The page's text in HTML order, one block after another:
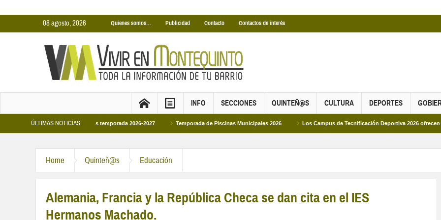
08 agosto, 2026 Quienes somos… Publicidad Contacto Contactos de interés
INFO SECCIONES QUINTEÑ@S CULTURA DEPORTES
ÚLTIMAS NOTICIAS
Cubiertas Municipales temporada 2026-2027 Temporada de Piscinas Municipales 2026 Los Campus de Tecnificación Deportiva 2026 ofrecen cuatro
Home Quinteñ@s Educación
Alemania, Francia y la República Checa se dan cita en el IES
Hermanos Machado.